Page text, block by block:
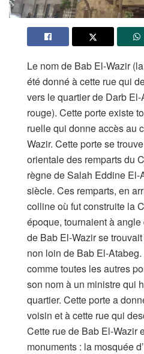
Le nom de Bab El-Wazir
été donné à cette rue qui
vers le quartier de Darb
rouge). Cette porte existe
ruelle qui donne accès au
Wazir. Cette porte se
orientale des remparts du
règne de Salah Eddine El-
siècle. Ces remparts, en
colline où fut construite la
époque, tournaient à angle
de Bab El-Wazir se
non loin de Bab El-
comme toutes les autres
son nom à un ministre qui
quartier. Cette porte a
voisin et à cette rue qui
Cette rue de Bab El-Wazir
monuments : la mosquée